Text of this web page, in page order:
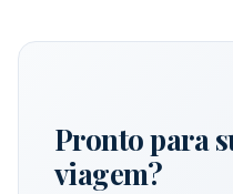
Pronto para
viagem?